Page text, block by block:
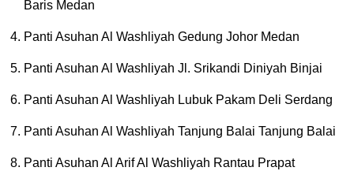
Baris Medan
Panti Asuhan Al Washliyah Gedung Johor Medan
Panti Asuhan Al Washliyah Jl. Srikandi Diniyah Binjai
Panti Asuhan Al Washliyah Lubuk Pakam Deli Serdang
Panti Asuhan Al Washliyah Tanjung Balai Tanjung Balai
Panti Asuhan Al Arif Al Washliyah Rantau Prapat